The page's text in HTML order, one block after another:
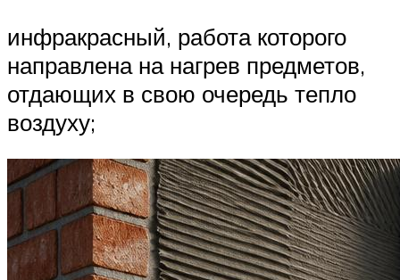
инфракрасный, работа которого
направлена на нагрев предметов,
отдающих в свою очередь тепло
воздуху;